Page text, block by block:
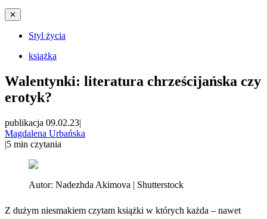
✕
Styl życia
książka
Walentynki: literatura chrześcijańska czy
erotyk?
publikacja 09.02.23|
Magdalena Urbańska
|5 min czytania
Autor: Nadezhda Akimova | Shutterstock
Z dużym niesmakiem czytam książki w których każda – nawet